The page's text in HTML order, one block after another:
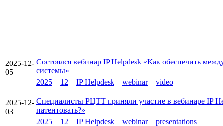
2025-12-
05
Состоялся вебинар IP Helpdesk «Как обеспечить
системы»
2025
12 IP Helpdesk webinar video
2025-12-
03
Специалисты РЦТТ приняли участие в вебинаре IP
патентовать?»
2025
12 IP Helpdesk webinar
presentations